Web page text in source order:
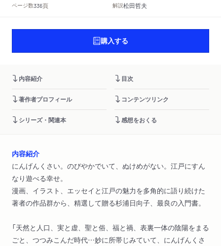
ページ数336頁 解説松田哲夫
購入する
内容紹介 目次
著作者プロフィール コンテンツリンク
シリーズ・関連本 感想をおくる
内容紹介
にんげんくさい。のびやかでいて、ぬけめがない。江戸にすん
なり遊べる幸せ。
漫画、イラスト、エッセイと江戸の魅力を多角的に語り続けた
著者の作品群から、精選して贈る杉浦日向子、最良の入門書。
「天然と人口、実と虚、聖と俗、福と禍、表裏一体の陰陽をまる
ごと、つつみこんだ時代…妙に所帯じみていて、にんげんくさ